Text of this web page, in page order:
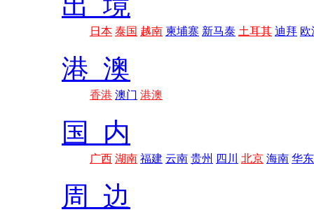
日本 泰国 越南 柬埔寨 新马泰 土耳其 迪拜 欧
港 澳
香港 澳门 港澳
国 内
广西 湖南 福建 云南 贵州 四川 北京 海南 华东
周 边